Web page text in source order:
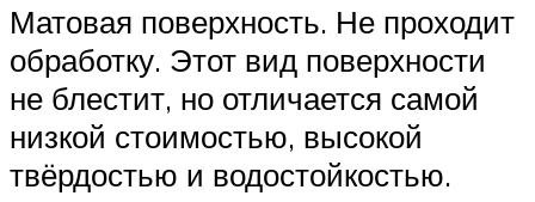
Матовая поверхность. Не проходит
обработку. Этот вид поверхности
не блестит, но отличается самой
низкой стоимостью, высокой
твёрдостью и водостойкостью.